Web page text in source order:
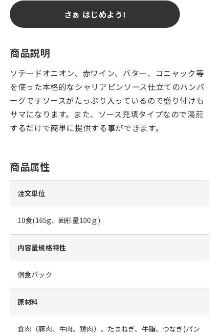
さぁ はじめよう!
商品説明
ソテードオニオン、赤ワイン、バター、コニャック等
を使った本格的なシャリアピンソース仕立てのハンバ
ーグですソースがたっぷり入っているので盛り付けも
サマになります。また、ソース充填タイプなので湯煎
するだけで簡単に提供する事ができます。
商品属性
注文単位
10食(165g、固形量100ｇ)
内容量規格特性
個食パック
原材料
食肉（豚肉、牛肉、鶏肉）、たまねぎ、牛脂、つなぎ(パン